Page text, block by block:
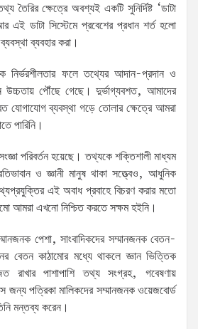
তৈরির ক্ষেত্রে অবশ্যই একটি সুনির্দিষ্ট ‘ডাটা
ডাটা সিস্টেমে প্রবেশের প্রধান শর্ত হলো
ব্যবহার করা।
নির্ভরশীলতার ফলে তথ্যের আদান-প্রদান ও
পৌঁছে গেছে। দুর্ভাগ্যবশত, আমাদের
যোগাযোগ ব্যবস্থা গড়ে তোলার ক্ষেত্রে আমরা
পারিনি।
পরিবর্তন হয়েছে। তথ্যকে শক্তিশালী মাধ্যম
ও জ্ঞানী মানুষ থাকা সত্ত্বেও, আধুনিক
এই অবাধ প্রবাহে বিচরণ করার মতো
আমরা এখনো নিশ্চিত করতে সক্ষম হইনি।
পেশা, সাংবাদিকদের সম্মানজনক বেতন-
বেতন কাঠামোর মধ্যে থাকলে জ্ঞান ভিত্তিক
রাখার পাশাপাশি তথ্য সংগ্রহ, গবেষণায়
জন্য পত্রিকা মালিকদের সম্মানজনক ওয়েজবোর্ড
মন্তব্য করেন।